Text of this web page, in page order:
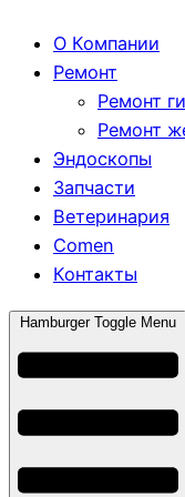
О Компании
Ремонт
Ремонт
Ремонт
Эндоскопы
Запчасти
Ветеринария
Comen
Контакты
Hamburger Toggle Menu